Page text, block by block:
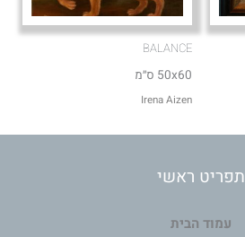
BALANCE
50x60 ס״מ
Irena Aizen
תפריט ראשי
עמוד הבית